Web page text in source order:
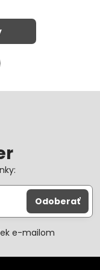
Odoberať
e-mailom